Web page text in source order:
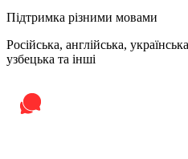
Підтримка різними мовами
Російська, англійська,
узбецька та інші